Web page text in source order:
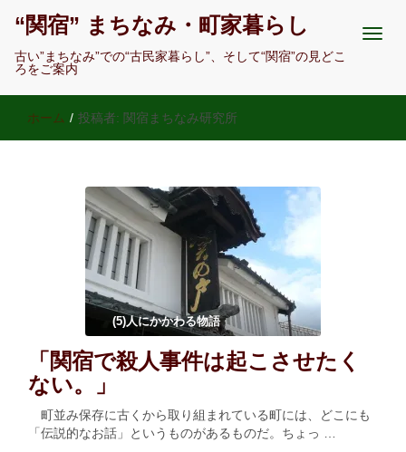
“関宿” まちなみ・町家暮らし
古い”まちなみ”での“古民家暮らし”、そして“関宿”の見どこ
ろをご案内
ホーム / 投稿者: 関宿まちなみ研究所
(5)人にかかわる物語
「関宿で殺人事件は起こさせたく
ない。」
町並み保存に古くから取り組まれている町には、どこにも
「伝説的なお話」というものがあるものだ。ちょっ …